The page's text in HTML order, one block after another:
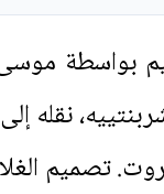
بواسطة
نقله
تصميم